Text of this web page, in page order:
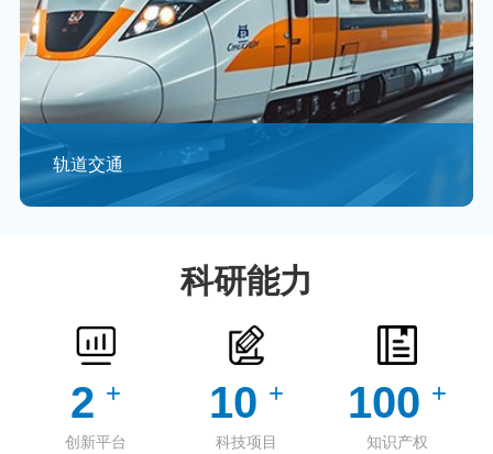
轨道交通
轨道交通行业最重要的三大系统分别是AFC、信号系统、
科研能力
2 +
创新平台
10 +
科技项目
100 +
知识产权